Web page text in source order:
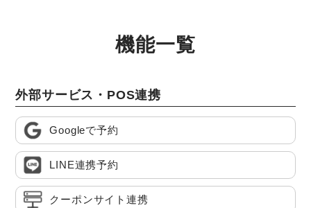
機能一覧
外部サービス・POS連携
Googleで予約
LINE連携予約
クーポンサイト連携